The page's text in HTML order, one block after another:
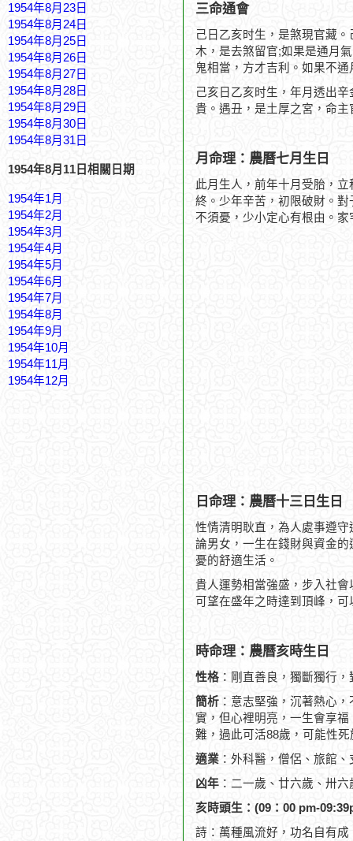
1954年8月23日
1954年8月24日
1954年8月25日
1954年8月26日
1954年8月27日
1954年8月28日
1954年8月29日
1954年8月30日
1954年8月31日
1954年8月11日相關日期
1954年1月
1954年2月
1954年3月
1954年4月
1954年5月
1954年6月
1954年7月
1954年8月
1954年9月
1954年10月
1954年11月
1954年12月
三命通會
己日乙亥时生，是煞現官藏
木，是去煞留官;如果是通月
鬼相當，方才吉利。如果不
己亥日乙亥时生，年月透出
貴。遇丑，是土厚之宮，命
月命理：農曆七月生日
此月生人，前年十月受胎，
終。少年辛苦，初限破財。
不須憂，少小定心有根由。
日命理：農曆十三日生日
性情清明耿直，為人處事遵
論男女，一生在錢財與資金
憂的舒適生活。
貴人運勢相當強盛，步入社
可望在盛年之時達到頂峰，
時命理：農曆亥時生日
性格 ：剛直善良，獨斷獨行
簡析 ：意志堅強，沉著熱心
實，但心裡明亮，一生會享
難，過此可活88歲，可能性死
適業 ：外科醫，僧侶、旅館
凶年 ：二一歲、廿六歲、卅
亥時頭生：(09：00 pm-
詩：萬種風流好，功名自有